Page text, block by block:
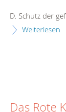
D. Schutz der
Weiterlesen
Das Rote